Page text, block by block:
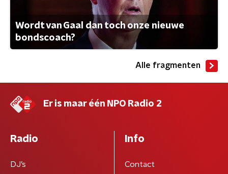
Wordt van Gaal dan toch onze nieuwe
bondscoach?
Alle fragmenten
Er is maar één NPO Radio 2
Radio
DJ’s
Info
Contact